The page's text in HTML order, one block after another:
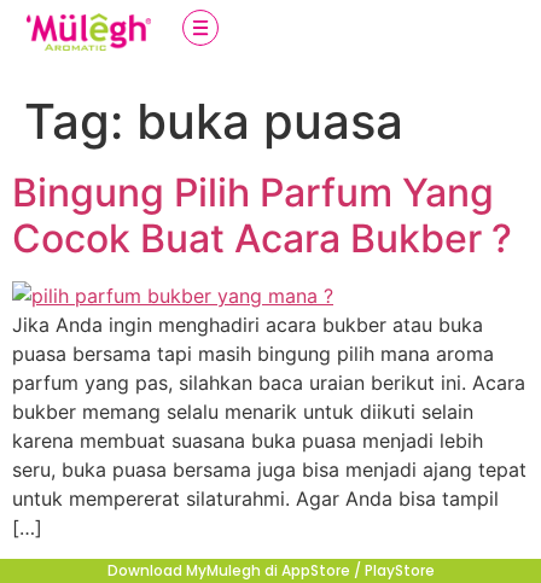
Tag: buka puasa
Bingung Pilih Parfum Yang
Cocok Buat Acara Bukber ?
Jika Anda ingin menghadiri acara bukber atau buka
puasa bersama tapi masih bingung pilih mana aroma
parfum yang pas, silahkan baca uraian berikut ini. Acara
bukber memang selalu menarik untuk diikuti selain
karena membuat suasana buka puasa menjadi lebih
seru, buka puasa bersama juga bisa menjadi ajang tepat
untuk mempererat silaturahmi. Agar Anda bisa tampil
[…]
Download MyMulegh di AppStore / PlayStore